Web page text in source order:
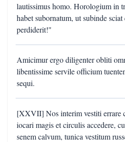
lautissimus homo. Horologium in
habet subornatum, ut subinde
perdiderit!"
Amicimur ergo diligenter obliti
libentissime servile officium
sequi.
[XXVII] Nos interim vestiti errare
iocari magis et circulis accedere,
senem calvum, tunica vestitum